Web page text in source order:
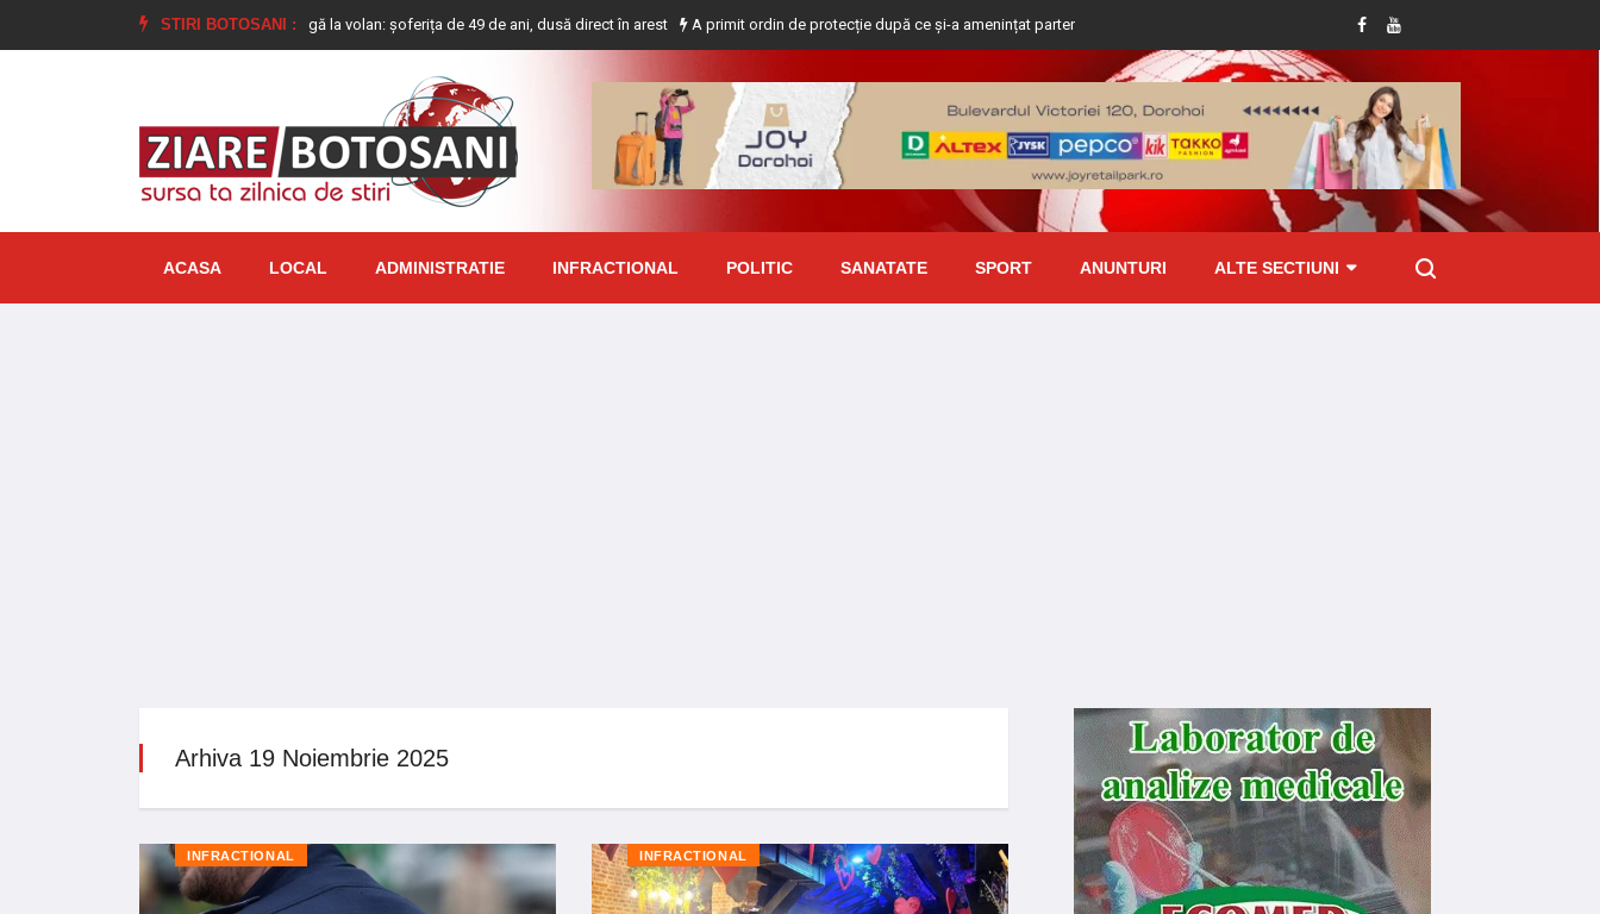
STIRI BOTOSANI :
Femeie prinsă mangă la volan: șoferița de 49 de ani, dusă direct în arest A primit ordin de protecție după ce și-a amenințat partenera printr-o aplicație de mesagerie Dosar penal întocmit de polițiști în urma
ACASA LOCAL ADMINISTRATIE INFRACTIONAL POLITIC SANATATE SPORT ANUNTURI ALTE SECTIUNI
Arhiva 19 Noiembrie 2025
INFRACTIONAL INFRACTIONAL